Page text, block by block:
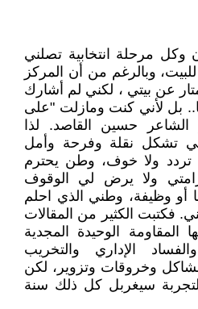
مرحلة انتخابية تصلني
وبالرغم من أن المركز
عن بيتي ، لكني لم أشارك
بل لأني كنت ومازلت "على
حسين القاصد. لذا
لي تشكل نقلة وفرحة وأمل
تردد ولا خوف، وطن يحترم
ولا يرض لي الوقوف
وظيفة، وطني الذي احلم
فكتبت الكثير من المقالات
المقاومة الوحيدة المجدية
الإداري والتخريب
وخروقات وتزوير، لكن
سيغربل كل ذلك سنة